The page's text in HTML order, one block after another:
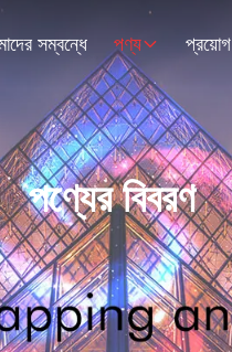
সম্বন্ধে পণ্য প্রয়োগ
পণ্যের বিবরণ